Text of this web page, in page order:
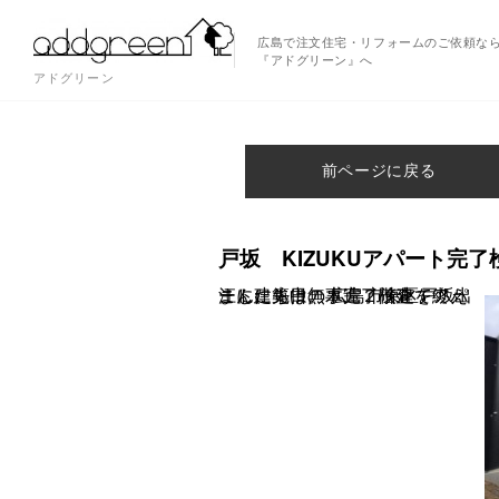
アドグリーン
広島で注文住宅・リフォームのご依頼な
『アドグリーン』へ
前ページに戻る
戸坂 KIZUKUアパート完了
こんにちは。 広島市東区戸坂出江に建築中の木造２階建てアパート、先日無事完了検査を終えました！！